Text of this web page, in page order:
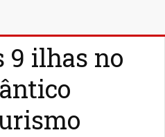
9 ilhas no